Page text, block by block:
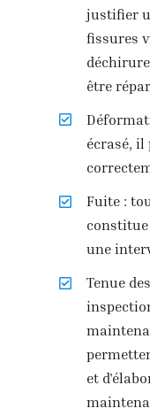
justifier
fissures
être
écrasé,
Fuite :
une
Tenue
et